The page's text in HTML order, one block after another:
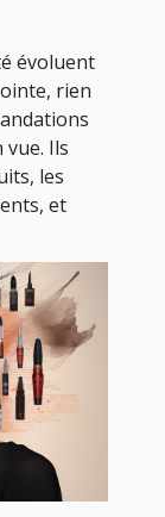
évoluent
rien
Ils
les
et